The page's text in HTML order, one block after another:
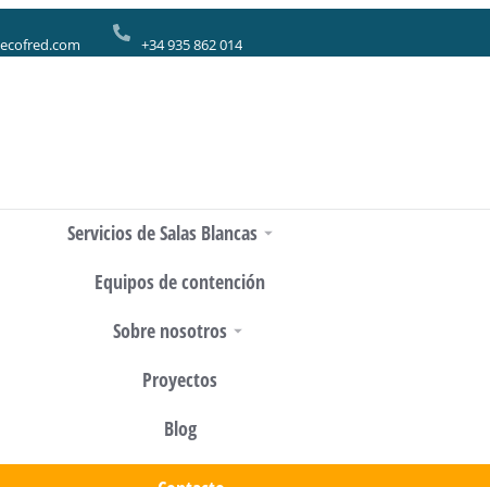
+34 935 862 014
Servicios de Salas Blancas
Equipos de contención
Sobre nosotros
Proyectos
Blog